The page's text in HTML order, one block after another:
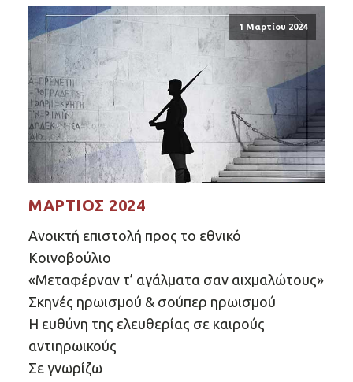
1 Μαρτίου 2024
ΜΆΡΤΙΟΣ 2024
Ανοικτή επιστολή προς το εθνικό
Κοινοβούλιο
«Μεταφέρναν τ’ αγάλματα σαν αιχμαλώτους»
Σκηνές ηρωισμού & σούπερ ηρωισμού
Η ευθύνη της ελευθερίας σε καιρούς
αντιηρωικούς
Σε γνωρίζω